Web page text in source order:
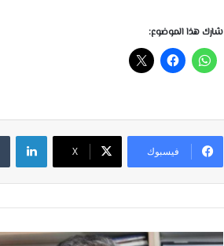
شارك هذا الموضوع:
فيسبوك ‫X
من